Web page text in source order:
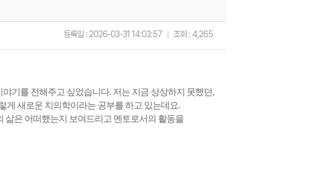
등록일 : 2026-03-31 14:03:57 조회 : 4,265
기를 전해주고 싶었습니다. 저는 지금 상상하지 못했던,
게 새로운 치의학이라는 공부를 하고 있는데요.
삶은 어떠했는지 보여드리고 멘토로서의 활동을